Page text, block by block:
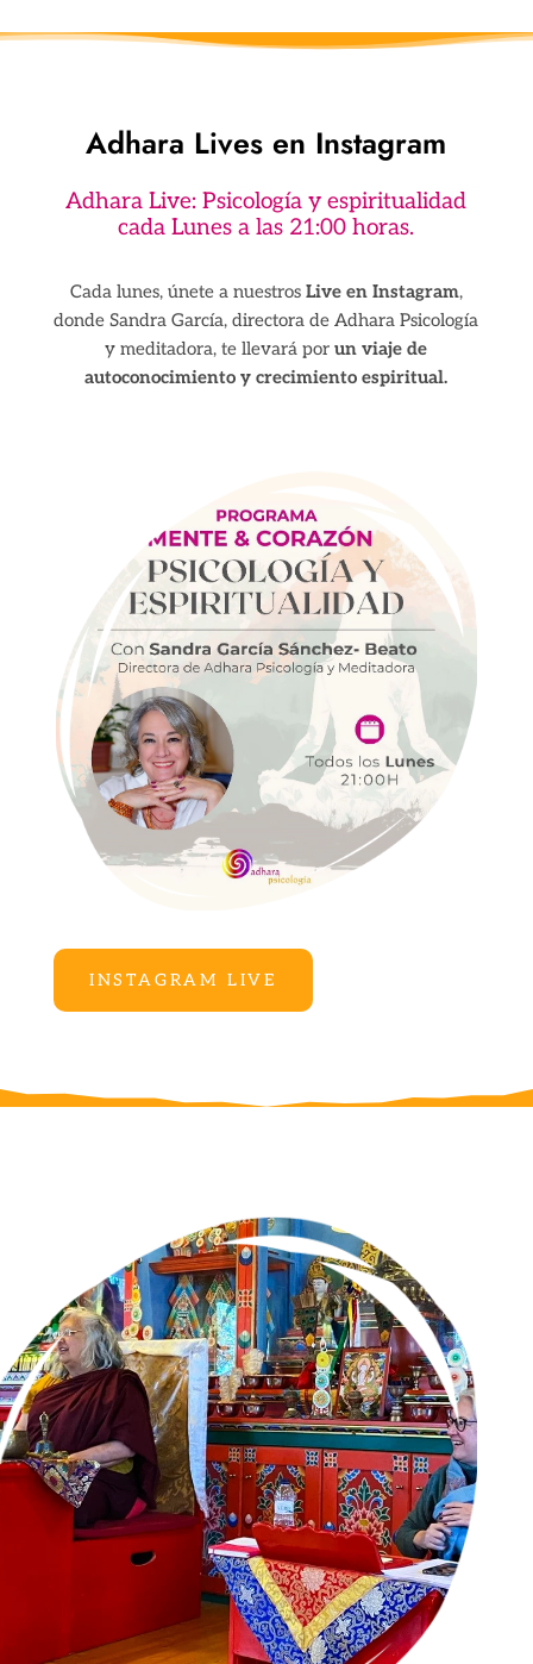
Adhara Lives en Instagram
Adhara Live: Psicología y espiritualidad
cada Lunes a las 21:00 horas.
Cada lunes, únete a nuestros Live en Instagram,
donde Sandra García, directora de Adhara Psicología
y meditadora, te llevará porun viaje de
autoconocimiento y crecimiento espiritual.
INSTAGRAM LIVE